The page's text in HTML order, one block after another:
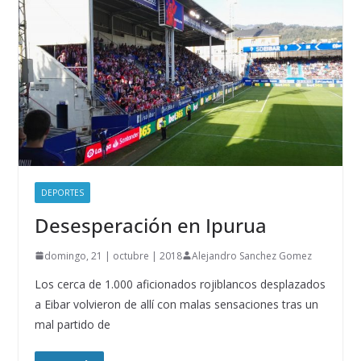
DEPORTES
Desesperación en Ipurua
domingo, 21 | octubre | 2018 Alejandro Sanchez Gomez
Los cerca de 1.000 aficionados rojiblancos desplazados
a Eibar volvieron de allí con malas sensaciones tras un
mal partido de